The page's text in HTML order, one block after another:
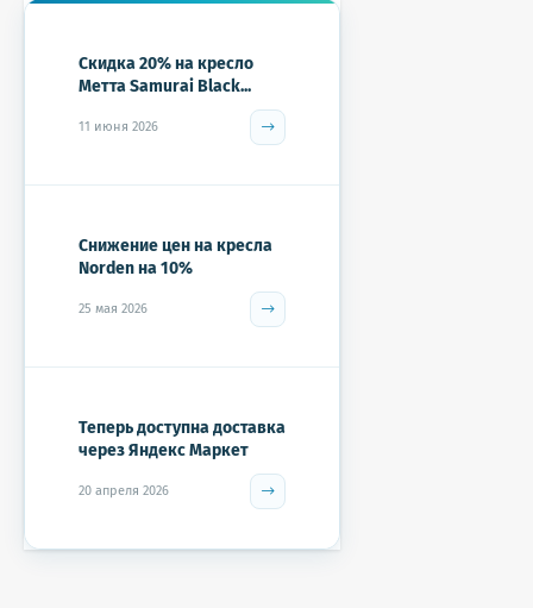
Скидка 20% на кресло
Метта Samurai Black...
11 июня 2026
Снижение цен на кресла
Norden на 10%
25 мая 2026
Теперь доступна доставка
через Яндекс Маркет
20 апреля 2026